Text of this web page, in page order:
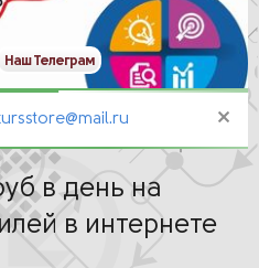
Наш Телеграм
в день на
в интернете